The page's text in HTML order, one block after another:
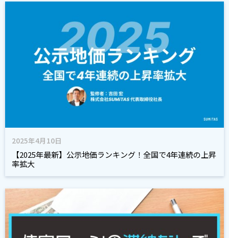
2025年4月10日
【2025年最新】公示地価ランキング！全国で4年連続の上昇
率拡大